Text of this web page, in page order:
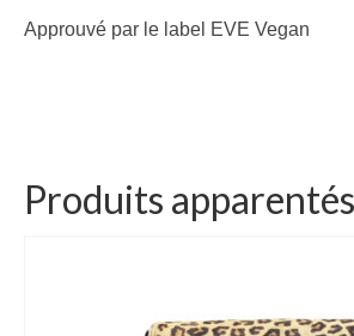
FRAGANCES &
LINGERIE DE NUIT &
CHAUSSURES FEMMES
Approuvé par le label EVE Vegan
Produits apparentés